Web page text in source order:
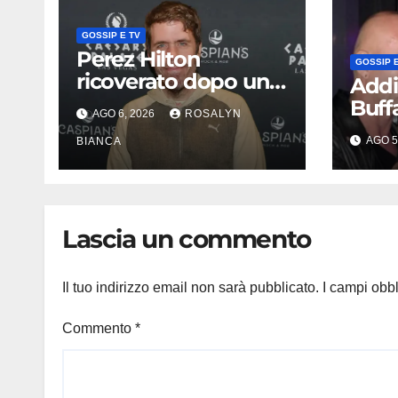
GOSSIP E TV
Perez Hilton
ricoverato dopo una
diretta sui social: la
famiglia rompe il
silenzio sulle sue
condizioni
AGO 6, 2026 ROSALYN
BIANCA
GOSSIP
Villa
AGO
Lascia un commento
Il tuo indirizzo email non sarà pubblicato. I campi
Commento *